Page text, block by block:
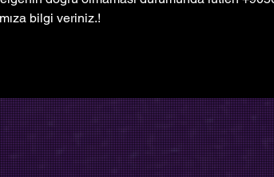
bilgi veriniz.!